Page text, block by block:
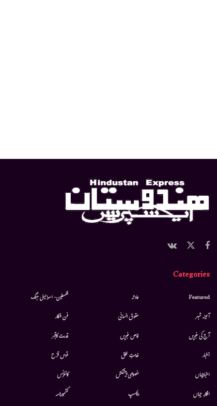
Categories
Featured
آئینہ شہر
آج کی خبریں
أخبار
اخبارجہاں
افکارِ جہاں
حادثہ
حقوق انسانی
خاص خبریں
خدمتِ خلق
خصوصی پیشکش
دلچسپ
فلسطین- اسرائیل جنگ
فن فنکار
قدرت کاقہر
قوس قزح
کانفرنس
کشمیرنامہ